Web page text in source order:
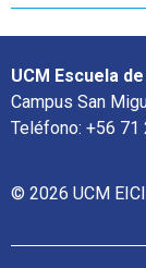
UCM Escuela
Campus San
Teléfono: +56 71
© 2026 UCM